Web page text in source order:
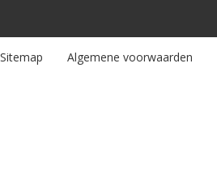
Sitemap Algemene voorwaarden